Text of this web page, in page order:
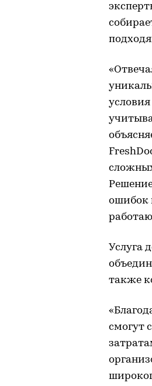
ошибок
Услуга
также
смогут